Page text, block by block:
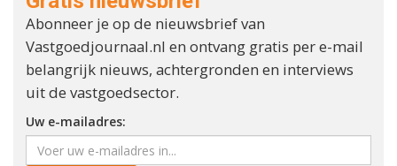
Abonneer je op de nieuwsbrief van
Vastgoedjournaal.nl en ontvang gratis per e-mail
belangrijk nieuws, achtergronden en interviews
uit de vastgoedsector.
Uw e-mailadres: